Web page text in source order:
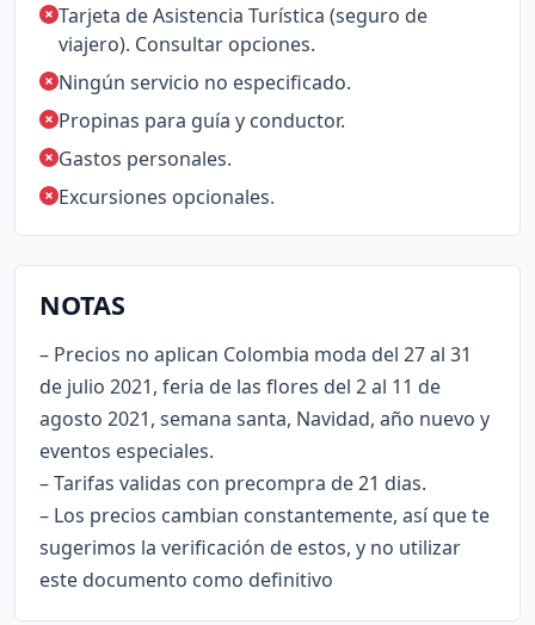
Tarjeta de Asistencia Turística (seguro de
viajero). Consultar opciones.
Ningún servicio no especificado.
Propinas para guía y conductor.
Gastos personales.
Excursiones opcionales.
NOTAS
– Precios no aplican Colombia moda del 27 al 31
de julio 2021, feria de las flores del 2 al 11 de
agosto 2021, semana santa, Navidad, año nuevo y
eventos especiales.
– Tarifas validas con precompra de 21 dias.
– Los precios cambian constantemente, así que te
sugerimos la verificación de estos, y no utilizar
este documento como definitivo